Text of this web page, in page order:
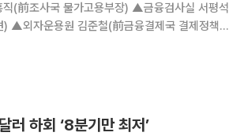
▲외자운용원 김준철(前금융결제국 결제정책부
하회 ‘8분기만 최저’